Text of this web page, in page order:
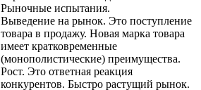
Рыночные испытания.
Выведение на рынок. Это поступление
товара в продажу. Новая марка товара
имеет кратковременные
(монополистические) преимущества.
Рост. Это ответная реакция
конкурентов. Быстро растущий рынок.